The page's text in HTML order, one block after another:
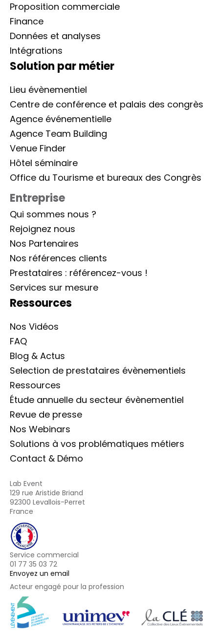
Proposition commerciale
Finance
Données et analyses
Intégrations
Solution par métier
Lieu évènementiel
Centre de conférence et palais des congrès
Agence événementielle
Agence Team Building
Venue Finder
Hôtel séminaire
Office du Tourisme et bureaux des Congrès
Entreprise
Qui sommes nous ?
Rejoignez nous
Nos Partenaires
Nos références clients
Prestataires : référencez-vous !
Services sur mesure
Ressources
Nos Vidéos
FAQ
Blog & Actus
Selection de prestataires évènementiels
Ressources
Étude annuelle du secteur évènementiel
Revue de presse
Nos Webinars
Solutions à vos problématiques métiers
Contact & Démo
Lab Event
129 rue Aristide Briand
92300 Levallois-Perret
France
Service commercial
01 77 35 03 72
Envoyez un email
Acteur engagé pour la profession